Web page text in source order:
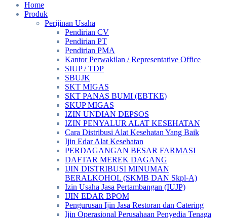
Home
Produk
Perijinan Usaha
Pendirian CV
Pendirian PT
Pendirian PMA
Kantor Perwakilan / Representative Office
SIUP / TDP
SBUJK
SKT MIGAS
SKT PANAS BUMI (EBTKE)
SKUP MIGAS
IZIN UNDIAN DEPSOS
IZIN PENYALUR ALAT KESEHATAN
Cara Distribusi Alat Kesehatan Yang Baik
Ijin Edar Alat Kesehatan
PERDAGANGAN BESAR FARMASI
DAFTAR MEREK DAGANG
IJIN DISTRIBUSI MINUMAN
BERALKOHOL (SKMB DAN Skpl-A)
Izin Usaha Jasa Pertambangan (IUJP)
IJIN EDAR BPOM
Pengurusan Ijin Jasa Restoran dan Catering
Ijin Operasional Perusahaan Penyedia Tenaga